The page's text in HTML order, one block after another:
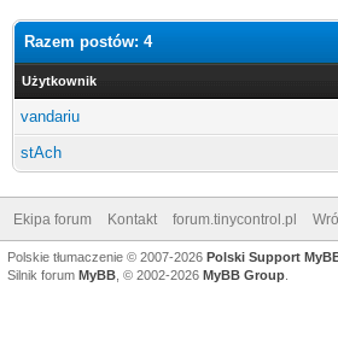
Razem postów: 4
Użytkownik
vandariu
stAch
Ekipa forum Kontakt forum.tinycontrol.pl
Polskie tłumaczenie © 2007-2026 Polski Support
Silnik forum MyBB , © 2002-2026 MyBB Group